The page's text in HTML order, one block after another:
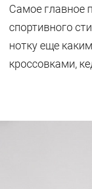
Самое главное
спортивного
нотку еще
кроссовками,